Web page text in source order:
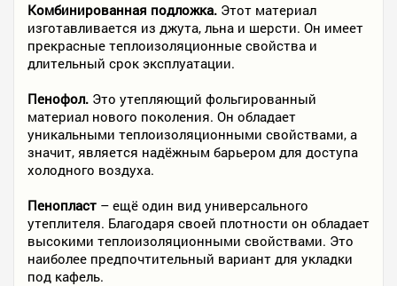
Комбинированная подложка. Этот материал
изготавливается из джута, льна и шерсти. Он имеет
прекрасные теплоизоляционные свойства и
длительный срок эксплуатации.
Пенофол. Это утепляющий фольгированный
материал нового поколения. Он обладает
уникальными теплоизоляционными свойствами, а
значит, является надёжным барьером для доступа
холодного воздуха.
Пенопласт – ещё один вид универсального
утеплителя. Благодаря своей плотности он обладает
высокими теплоизоляционными свойствами. Это
наиболее предпочтительный вариант для укладки
под кафель.